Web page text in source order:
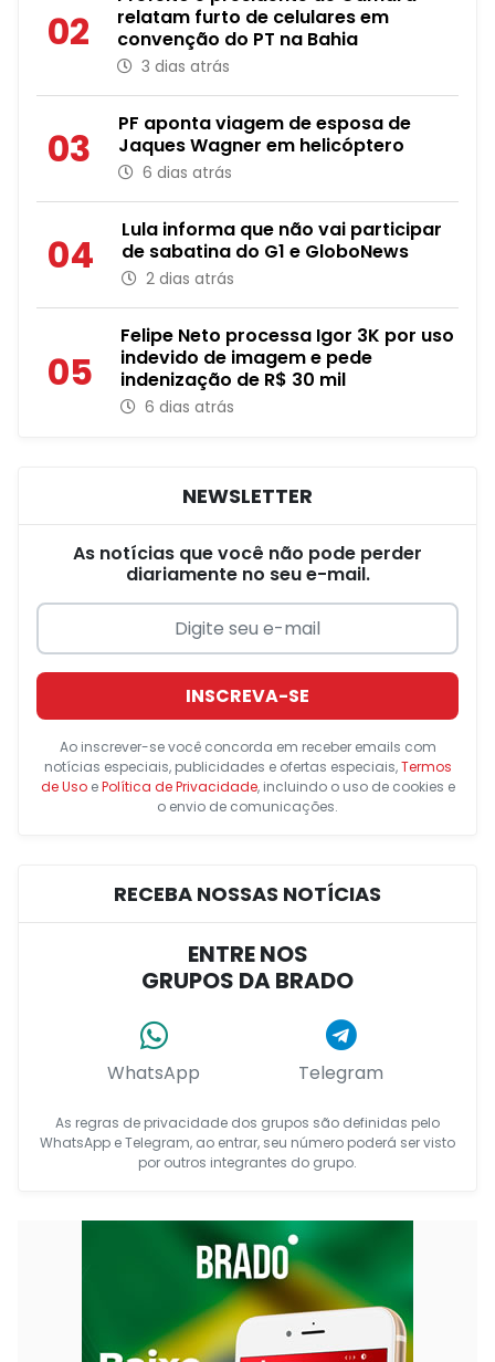
02
relatam furto de celulares em
convenção do PT na Bahia
3 dias atrás
03
PF aponta viagem de esposa de
Jaques Wagner em helicóptero
6 dias atrás
04
Lula informa que não vai participar
de sabatina do G1 e GloboNews
2 dias atrás
05
Felipe Neto processa Igor 3K por uso
indevido de imagem e pede
indenização de R$ 30 mil
6 dias atrás
NEWSLETTER
As notícias que você não pode perder
diariamente no seu e-mail.
INSCREVA-SE
Ao inscrever-se você concorda em receber emails com
notícias especiais, publicidades e ofertas especiais,Termos
de UsoePolítica de Privacidade, incluindo o uso de cookies e
o envio de comunicações.
RECEBA NOSSAS NOTÍCIAS
ENTRE NOS
GRUPOS DA BRADO
WhatsApp Telegram
As regras de privacidade dos grupos são definidas pelo
WhatsApp e Telegram, ao entrar, seu número poderá ser visto
por outros integrantes do grupo.